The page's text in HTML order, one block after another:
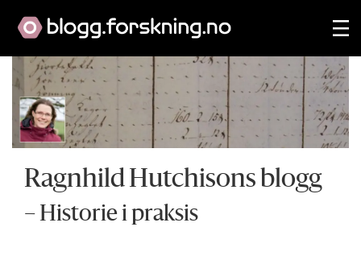
Ragnhild Hutchisons blogg
– Historie i praksis